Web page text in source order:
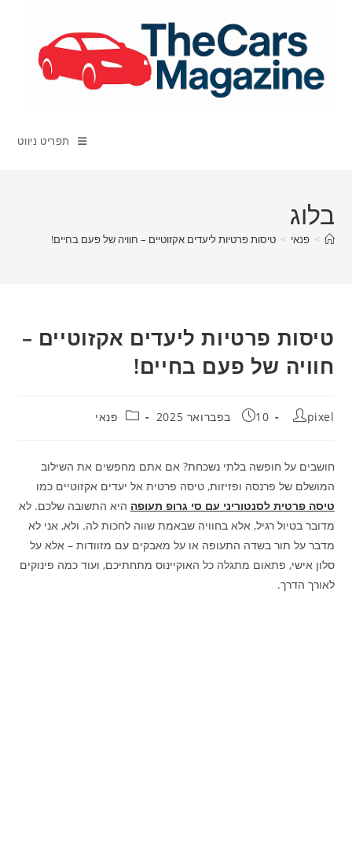
תפריט ניווט
בלוג
> פנאי > טיסות פרטיות ליעדים אקזוטיים – חוויה של פעם בחיים!
טיסות פרטיות ליעדים אקזוטיים –
חוויה של פעם בחיים!
מחבר:
pixel פורסם:
10 בפברואר 2025 קטגוריה:
פנאי
חושבים על חופשה בלתי נשכחת? אם אתם מחפשים את השילוב
המושלם של פרנסה ופזיזות, טיסה פרטית אל יעדים אקזוטיים כמו
טיסה פרטית לסנטוריני עם סי גרופ תעופה היא התשובה שלכם. לא
מדובר בטיול רגיל, אלא בחוויה שבאמת שווה לחכות לה. ולא, אני לא
מדבר על תור בשדה התעופה או על מאבקים עם מזוודות – אלא על
סלון אישי, פתאום מתגלה כל האוקיינוס מתחתיכם, ועוד כמה פינוקים
לאורך הדרך.